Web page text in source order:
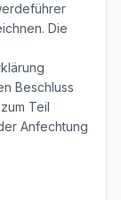
Die
Beschluss
Teil
Anfechtung